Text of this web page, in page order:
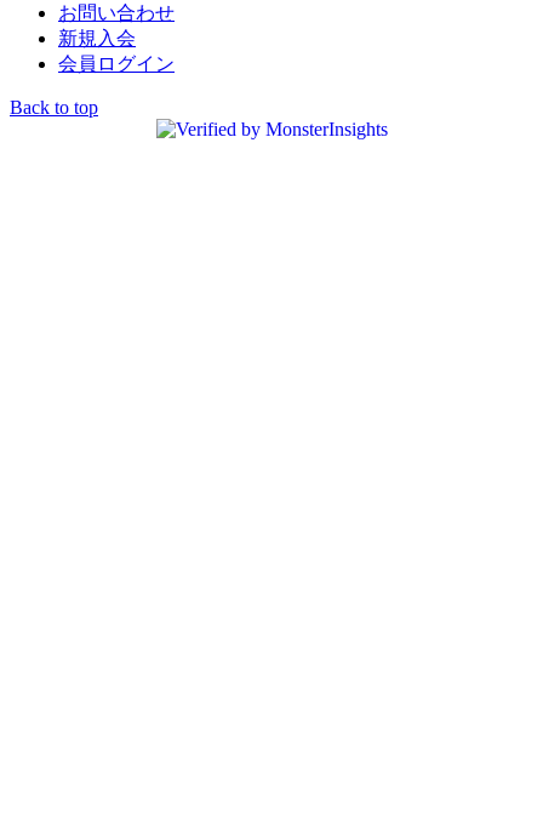
お問い合わせ
新規入会
会員ログイン
Back to top